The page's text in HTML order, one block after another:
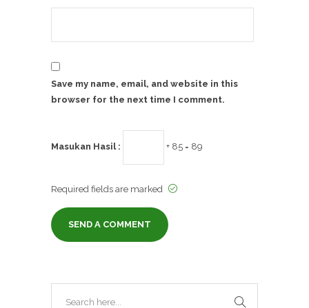
Save my name, email, and website in this
browser for the next time I comment.
Masukan Hasil : + 85 = 89
Required fields are marked